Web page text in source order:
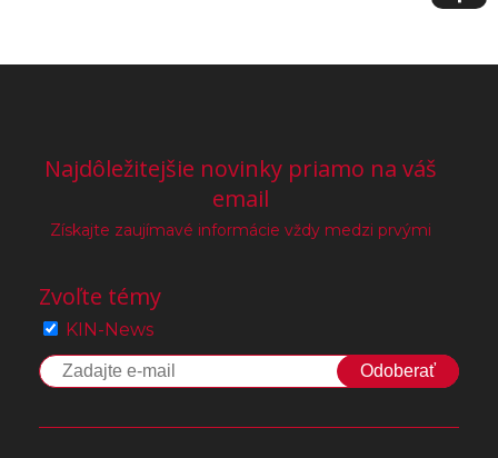
Najdôležitejšie novinky priamo na váš
email
Získajte zaujímavé informácie vždy medzi prvými
Zvoľte témy
KIN-News
Odoberať